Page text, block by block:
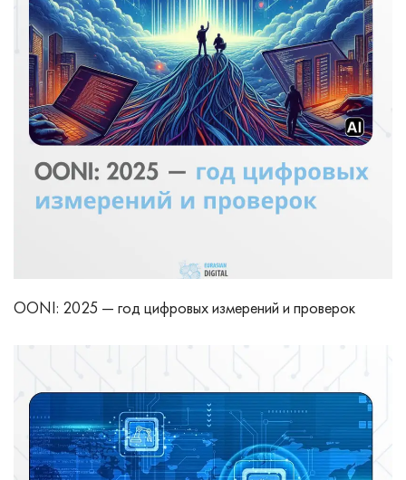
OONI: 2025 — год цифровых измерений и проверок